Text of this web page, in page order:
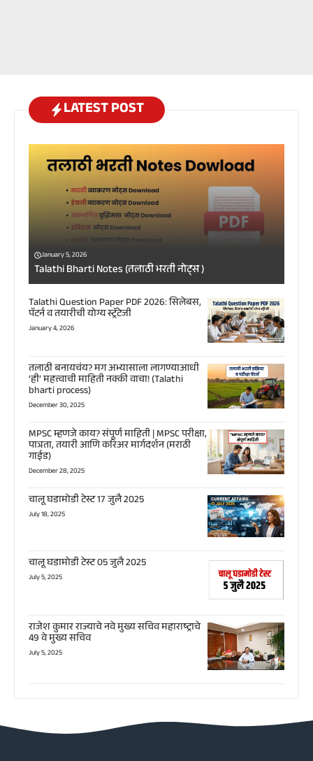
LATEST POST
January 5, 2026
Talathi Bharti Notes (तलाठी भरती नोट्स )
Talathi Question Paper PDF 2026: सिलेबस,
पॅटर्न व तयारीची योग्य स्ट्रॅटेजी
January 4, 2026
तलाठी बनायचंय? मग अभ्यासाला लागण्याआधी
‘ही’ महत्त्वाची माहिती नक्की वाचा! (Talathi
bharti process)
December 30, 2025
MPSC म्हणजे काय? संपूर्ण माहिती | MPSC परीक्षा,
पात्रता, तयारी आणि करिअर मार्गदर्शन (मराठी
गाईड)
December 28, 2025
चालू घडामोडी टेस्ट 17 जुलै 2025
July 18, 2025
चालू घडामोडी टेस्ट 05 जुलै 2025
July 5, 2025
राजेश कुमार राज्याचे नवे मुख्य सचिव महाराष्ट्राचे
49 वे मुख्य सचिव
July 5, 2025